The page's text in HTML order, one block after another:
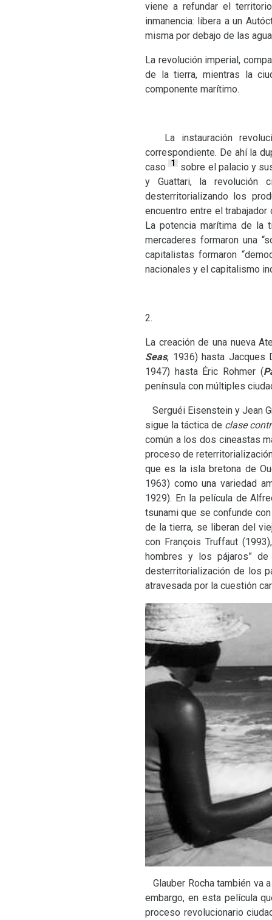
viene a refundar el
inmanencia: libera a un
misma por debajo de las
La revolución imperial,
de la tierra, mientras la
componente marítimo.
La instauración
correspondiente. De ahí la
caso 1
sobre el palacio y
y Guattari, la revolución
desterritorializando los
encuentro entre el
La potencia marítima de la
mercaderes formaron una
capitalistas formaron
nacionales y el capitalismo
2.
La creación de una nueva
Seas, 1936) hasta Jacques
1947) hasta Éric Rohmer (
península con múltiples
Serguéi Eisenstein y Jean
sigue la táctica de clase
común a los dos cineastas
proceso de
que es la isla bretona de
1963) como una variedad
1929). En la película de
tsunami que se confunde
de la tierra, se liberan del
con François Truffaut
hombres y los pájaros”
desterritorialización de los
atravesada por la cuestión
Glauber Rocha también va
embargo, en esta película
proceso revolucionario